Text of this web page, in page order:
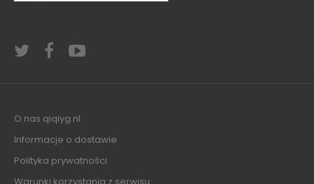
O nas qiqiyg.nl
Informacje o dostawie
Polityka prywatności